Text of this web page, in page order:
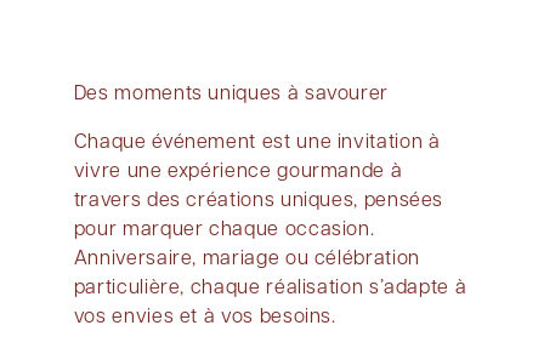
Des moments uniques à savourer
Chaque événement est une invitation à
vivre une expérience gourmande à
travers des créations uniques, pensées
pour marquer chaque occasion.
Anniversaire, mariage ou célébration
particulière, chaque réalisation s’adapte à
vos envies et à vos besoins.